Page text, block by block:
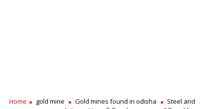
Home gold mine Gold mines found in odisha
Steel and